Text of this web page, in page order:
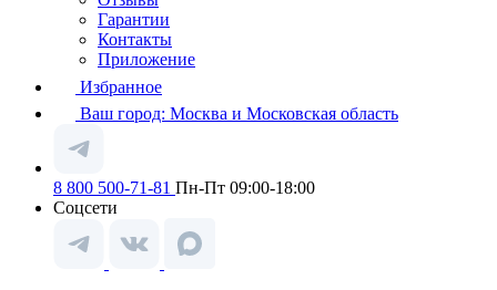
Гарантии
Контакты
Приложение
Избранное
Ваш город: Москва и Московская область
8 800 500-71-81 Пн-Пт 09:00-18:00
Соцсети